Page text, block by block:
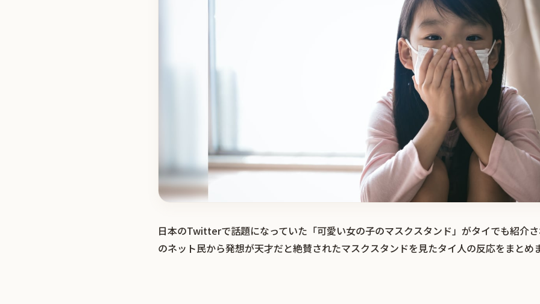
日本のTwitterで話題になっていた「可愛い女の子のマスクスタンド」がタイでも紹介
のネット民から発想が天才だと絶賛されたマスクスタンドを見たタイ人の反応をまとめ